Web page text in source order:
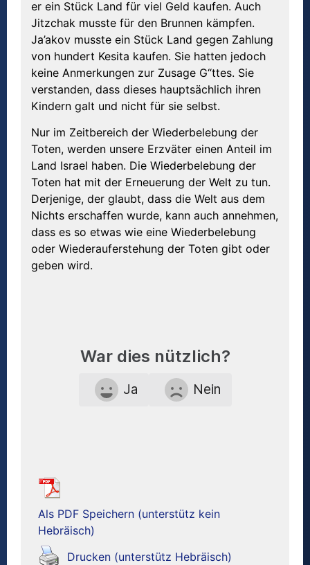
er ein Stück Land für viel Geld kaufen. Auch
Jitzchak musste für den Brunnen kämpfen.
Ja’akov musste ein Stück Land gegen Zahlung
von hundert Kesita kaufen. Sie hatten jedoch
keine Anmerkungen zur Zusage G“ttes. Sie
verstanden, dass dieses hauptsächlich ihren
Kindern galt und nicht für sie selbst.
Nur im Zeitbereich der Wiederbelebung der
Toten, werden unsere Erzväter einen Anteil im
Land Israel haben. Die Wiederbelebung der
Toten hat mit der Erneuerung der Welt zu tun.
Derjenige, der glaubt, dass die Welt aus dem
Nichts erschaffen wurde, kann auch annehmen,
dass es so etwas wie eine Wiederbelebung
oder Wiederauferstehung der Toten gibt oder
geben wird.
War dies nützlich?
Ja Nein
Als PDF Speichern (unterstütz kein
Hebräisch)
Drucken (unterstütz Hebräisch)